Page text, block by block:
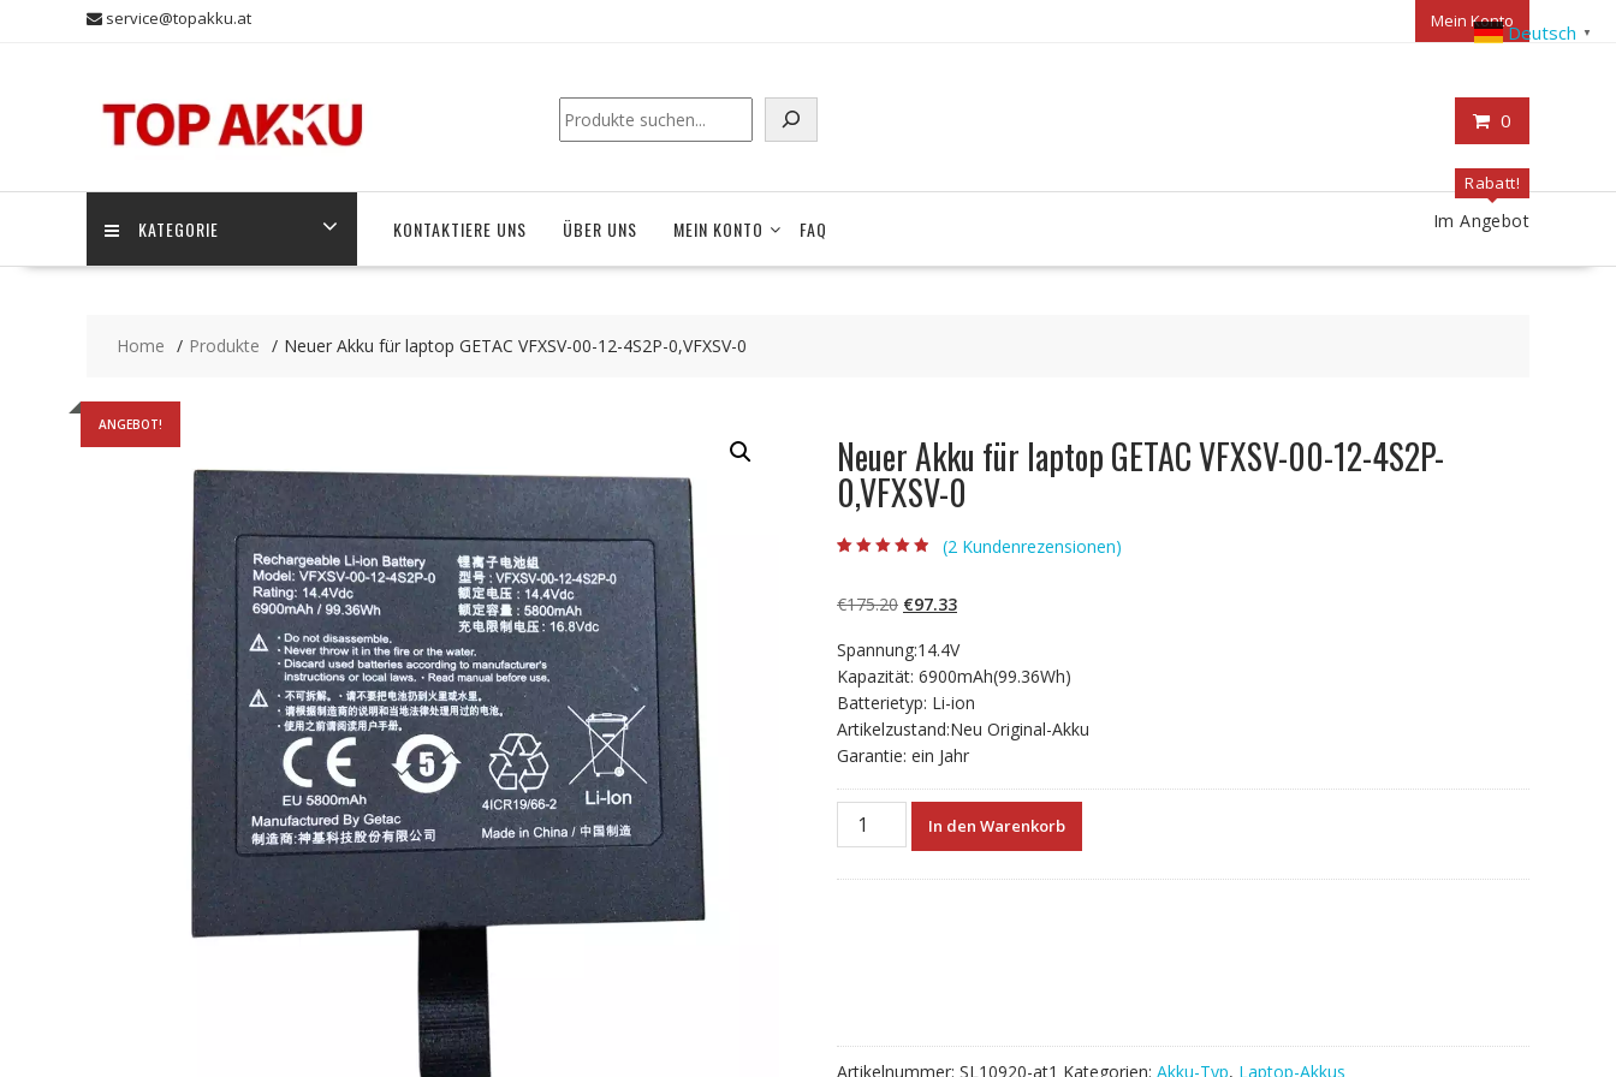
service@topakku.at Mein Konto
0
KATEGORIE KONTAKTIERE UNS ÜBER UNS MEIN KONTO FAQ
Rabatt!
Im Angebot
Home Produkte Neuer Akku für laptop GETAC VFXSV-00-12-4S2P-0,VFXSV-0
ANGEBOT!
Neuer Akku für laptop GETAC VFXSV-00-12-4S2P-
0,VFXSV-0
basierend auf
Kundenbewert
(2 Kundenrezensionen)
€175.20 Ursprünglicher
war:
€175.20
€97.33Aktueller
ist:
€97.33.
Spannung:14.4V
Kapazität: 6900mAh(99.36Wh)
Batterietyp: Li-ion
Artikelzustand:Neu Original-Akku
Garantie: ein Jahr
Neuer
Akku
0,VFXSV-
In den Warenkorb
Artikelnummer: SL10920-at1 Kategorien: Akku-Typ, Laptop-Akkus
Deutsch ▼